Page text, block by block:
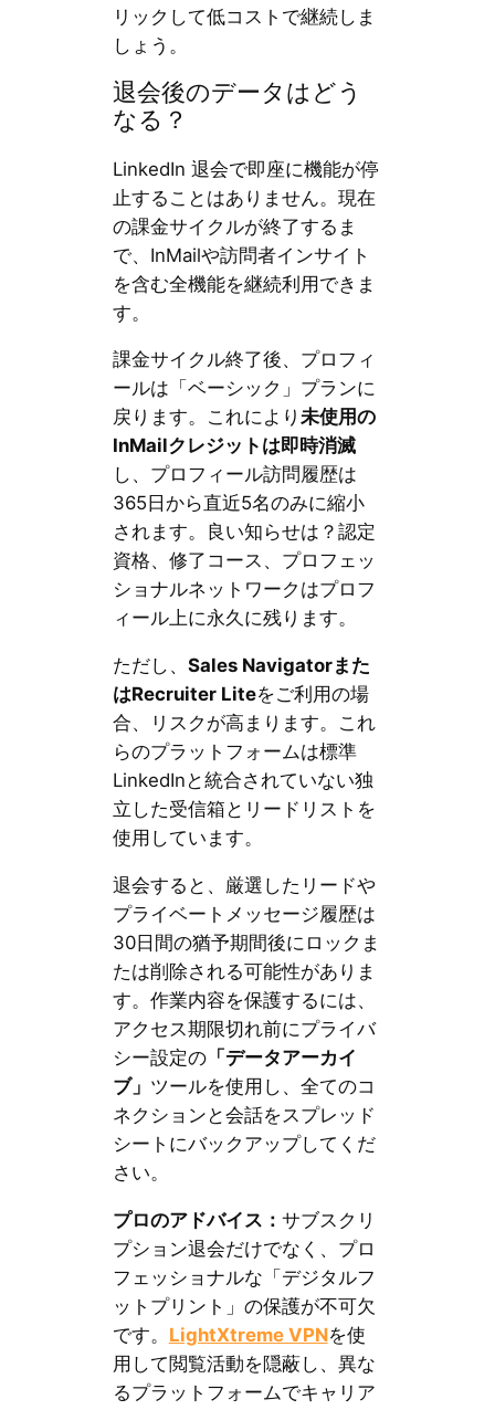
リックして低コストで継続しま
しょう。
退会後のデータはどう
なる？
LinkedIn 退会で即座に機能が停
止することはありません。現在
の課金サイクルが終了するま
で、InMailや訪問者インサイト
を含む全機能を継続利用できま
す。
課金サイクル終了後、プロフィ
ールは「ベーシック」プランに
戻ります。これにより 未使用の
InMailクレジットは即時消滅
し、プロフィール訪問履歴は
365日から直近5名のみに縮小
されます。良い知らせは？認定
資格、修了コース、プロフェッ
ショナルネットワークはプロフ
ィール上に永久に残ります。
ただし、 Sales Navigatorまた
はRecruiter Liteをご利用の場
合、リスクが高まります。これ
らのプラットフォームは標準
LinkedInと統合されていない独
立した受信箱とリードリストを
使用しています。
退会すると、厳選したリードや
プライベートメッセージ履歴は
30日間の猶予期間後にロックま
たは削除される可能性がありま
す。作業内容を保護するには、
アクセス期限切れ前にプライバ
シー設定の「データアーカイ
ブ」 ツールを使用し、全てのコ
ネクションと会話をスプレッド
シートにバックアップしてくだ
さい。
プロのアドバイス： サブスクリ
プション退会だけでなく、プロ
フェッショナルな「デジタルフ
ットプリント」の保護が不可欠
です。 LightXtreme VPNを使
用して閲覧活動を隠蔽し、異な
るプラットフォームでキャリア